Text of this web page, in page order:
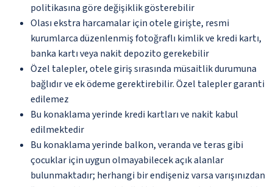
politikasına göre değişiklik gösterebilir
Olası ekstra harcamalar için otele girişte, resmi
kurumlarca düzenlenmiş fotoğraflı kimlik ve kredi kartı,
banka kartı veya nakit depozito gerekebilir
Özel talepler, otele giriş sırasında müsaitlik durumuna
bağlıdır ve ek ödeme gerektirebilir. Özel talepler garanti
edilemez
Bu konaklama yerinde kredi kartları ve nakit kabul
edilmektedir
Bu konaklama yerinde balkon, veranda ve teras gibi
çocuklar için uygun olmayabilecek açık alanlar
bulunmaktadır; herhangi bir endişeniz varsa varışınızdan